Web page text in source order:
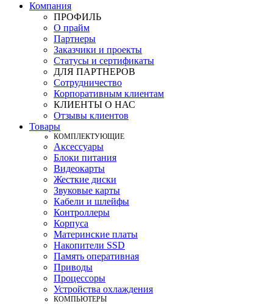
Компания
ПРОФИЛЬ
О прайм
Партнеры
Заказчики и проекты
Статусы и сертификаты
ДЛЯ ПАРТНЕРОВ
Сотрудничество
Корпоративным клиентам
КЛИЕНТЫ О НАС
Отзывы клиентов
Товары
КOМПЛЕКТУЮЩИЕ
Аксессуары
Блоки питания
Видеокарты
Жесткие диски
Звуковые карты
Кабели и шлейфы
Контроллеры
Корпуса
Материнские платы
Накопители SSD
Память оперативная
Приводы
Процессоры
Устройства охлаждения
КОМПЬЮТЕРЫ